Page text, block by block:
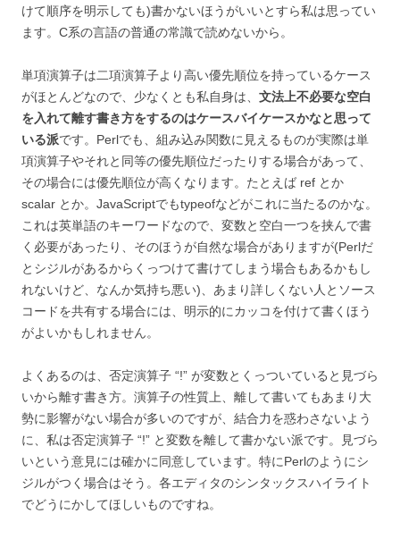
けて順序を明示しても)書かないほうがいいとすら私は思ってい
ます。C系の言語の普通の常識で読めないから。
単項演算子は二項演算子より高い優先順位を持っているケース
がほとんどなので、少なくとも私自身は、 文法上不必要な空白
を入れて離す書き方をするのはケースバイケースかなと思って
いる派です。Perlでも、組み込み関数に見えるものが実際は単
項演算子やそれと同等の優先順位だったりする場合があって、
その場合には優先順位が高くなります。たとえば ref とか
scalar とか。JavaScriptでもtypeofなどがこれに当たるのかな。
これは英単語のキーワードなので、変数と空白一つを挟んで書
く必要があったり、そのほうが自然な場合がありますが(Perlだ
とシジルがあるからくっつけて書けてしまう場合もあるかもし
れないけど、なんか気持ち悪い)、あまり詳しくない人とソース
コードを共有する場合には、明示的にカッコを付けて書くほう
がよいかもしれません。
よくあるのは、否定演算子 “!” が変数とくっついていると見づら
いから離す書き方。演算子の性質上、離して書いてもあまり大
勢に影響がない場合が多いのですが、結合力を惑わさないよう
に、私は否定演算子 “!” と変数を離して書かない派です。見づら
いという意見には確かに同意しています。特にPerlのようにシ
ジルがつく場合はそう。各エディタのシンタックスハイライト
でどうにかしてほしいものですね。